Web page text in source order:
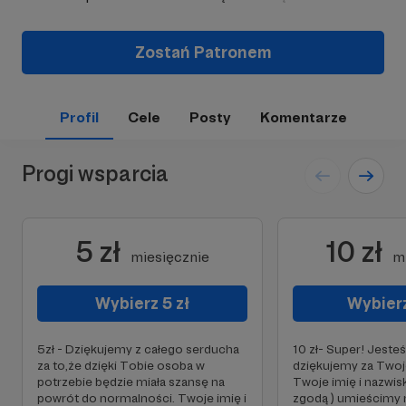
Zostań Patronem
Profil Cele Posty Komentarze
Progi wsparcia
5 zł miesięcznie
Wybierz 5 zł
5zł - Dziękujemy z całego serducha
za to,że dzięki Tobie osoba w
potrzebie będzie miała szansę na
powrót do normalności. Twoje imię i
10 zł
10 zł- Super!
dziękujemy za
Twoje imię i
zgodą ) umieścimy